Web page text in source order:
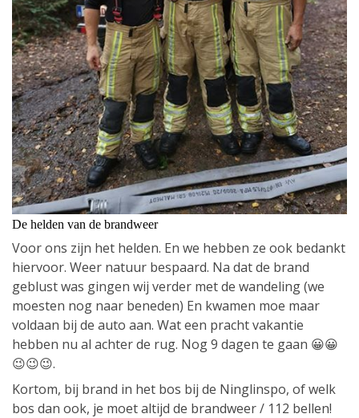
De helden van de brandweer
Voor ons zijn het helden. En we hebben ze ook bedankt
hiervoor. Weer natuur bespaard. Na dat de brand
geblust was gingen wij verder met de wandeling (we
moesten nog naar beneden) En kwamen moe maar
voldaan bij de auto aan. Wat een pracht vakantie
hebben nu al achter de rug. Nog 9 dagen te gaan 😀😀
😉😉😉.
Kortom, bij brand in het bos bij de Ninglinspo, of welk
bos dan ook, je moet altijd de brandweer / 112 bellen!